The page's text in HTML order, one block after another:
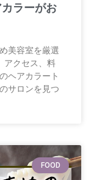
カラーがお
美容室を厳選
アクセス、料
ヘアカラート
サロンを見つ
FOOD